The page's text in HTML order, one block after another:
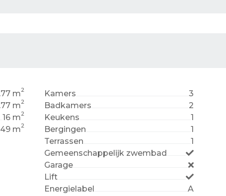
m2
m2
16 m2
49 m2
Kamers
3
Badkamers
2
Keukens
1
Bergingen
1
Terrassen
1
Gemeenschappelijk zwembad
Garage
Lift
Energielabel
A